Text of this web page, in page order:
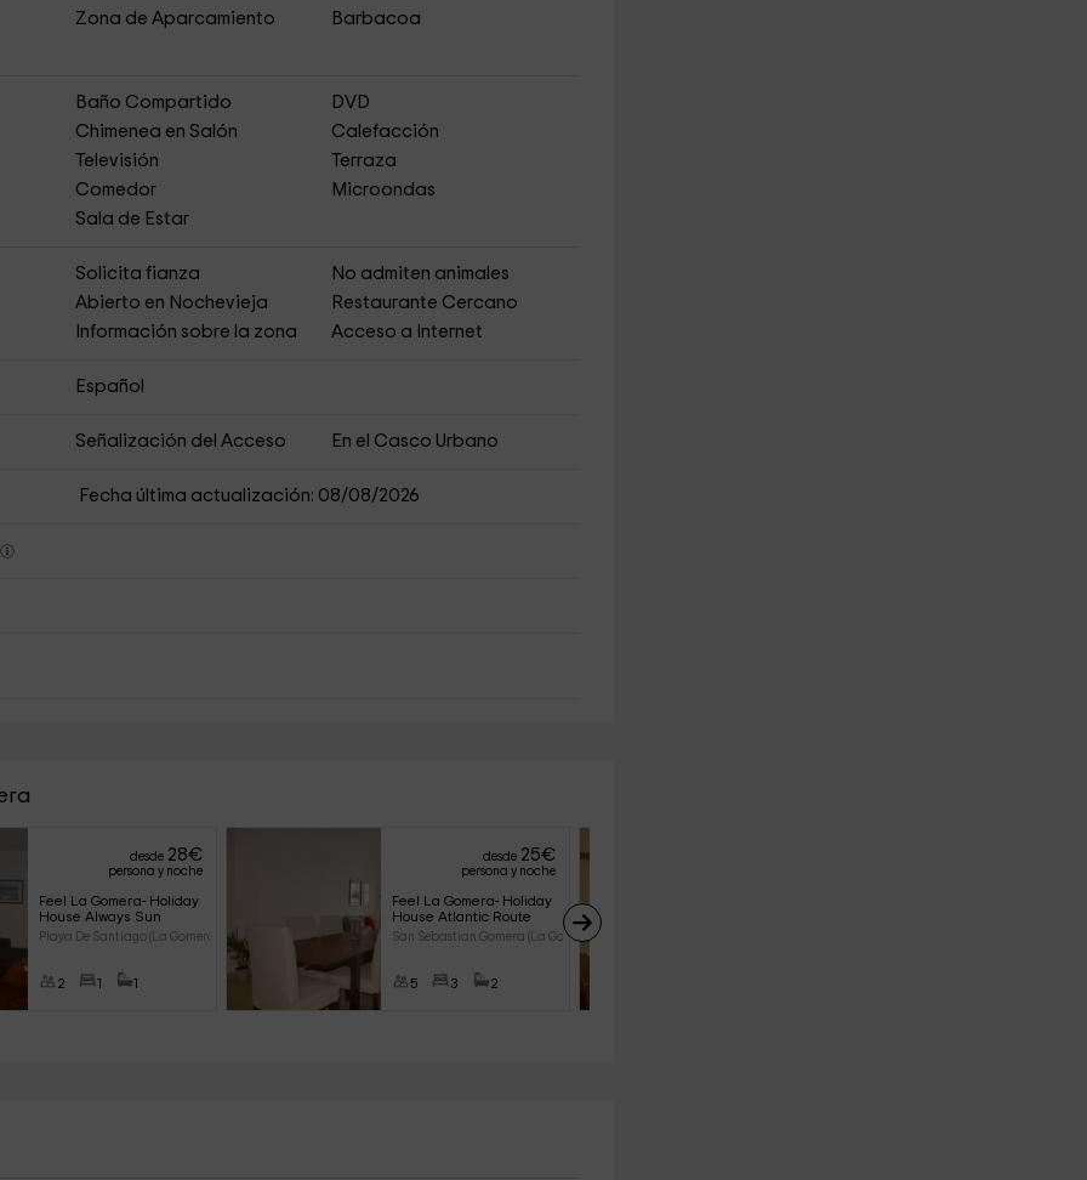
Zona de Aparcamiento
Barbacoa
Baño Compartido
DVD
Chimenea en Salón
Calefacción
Televisión
Terraza
Comedor
Microondas
Sala de Estar
Solicita fianza
No admiten animales
Abierto en Nochevieja
Restaurante Cercano
Información sobre la zona Acceso a Internet
Español
Señalización del Acceso En el Casco Urbano
Fecha última actualización: 08/08/2026
desde 28€
persona y noche
Feel La Gomera- Holiday
House Always Sun
Playa De Santiago (La Gomera)
2 1 1
desde 25€
persona y noche
Feel La Gomera- Holiday
House Atlantic Route
San Sebastian Gomera (La Gomer
5 3 2